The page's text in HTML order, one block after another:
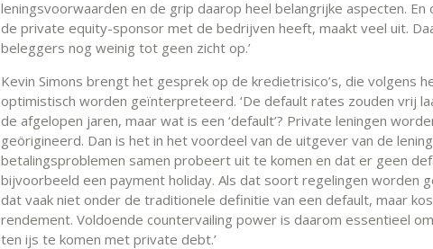
leningsvoorwaarden en de grip daarop heel belangrijke aspecten. En
de private equity-sponsor met de bedrijven heeft, maakt veel uit.
beleggers nog weinig tot geen zicht op.’
Kevin Simons brengt het gesprek op de kredietrisico’s, die volgens
optimistisch worden geïnterpreteerd. ‘De default rates zouden vrij
de afgelopen jaren, maar wat is een ‘default’? Private leningen
geörigineerd. Dan is het in het voordeel van de uitgever van de
betalingsproblemen samen probeert uit te komen en dat er geen
bijvoorbeeld een payment holiday. Als dat soort regelingen worden
dat vaak niet onder de traditionele definitie van een default, maar
rendement. Voldoende countervailing power is daarom essentieel
ten ijs te komen met private debt.’